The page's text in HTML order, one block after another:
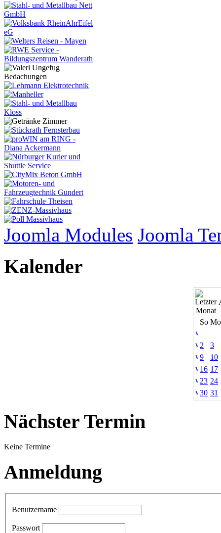
Joomla Modules Joomla
Kalender
So Mo
2
3
9
10
16 17
23 24
30 31
Nächster Termin
Keine Termine
Anmeldung
Benutzername
Passwort